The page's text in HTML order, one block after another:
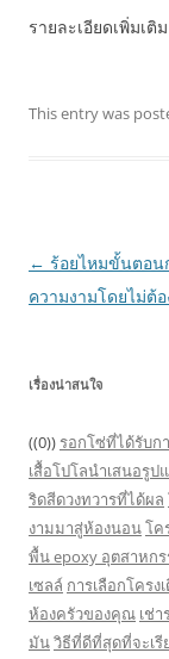
รายละเอียดเพิ่มเติ
This entry was
Post
navigation
← ร้อยไหมขั้นตอน
ความงามโดยไม่ต้
เรื่องน่าสนใจ
((0)) รอกโซ่ที่ได้รับ
เสื้อโปโลนำเสนอรู
ริดสีดวงทวารที่ได้ผล
งามมาสู่ห้องนอนโค
พื้น epoxy อุตสาหก
เซลล์ การเลือกโครง
ห้องครัวของคุณ เช่
มันวิธีที่ดีที่สุดที่จะเรี